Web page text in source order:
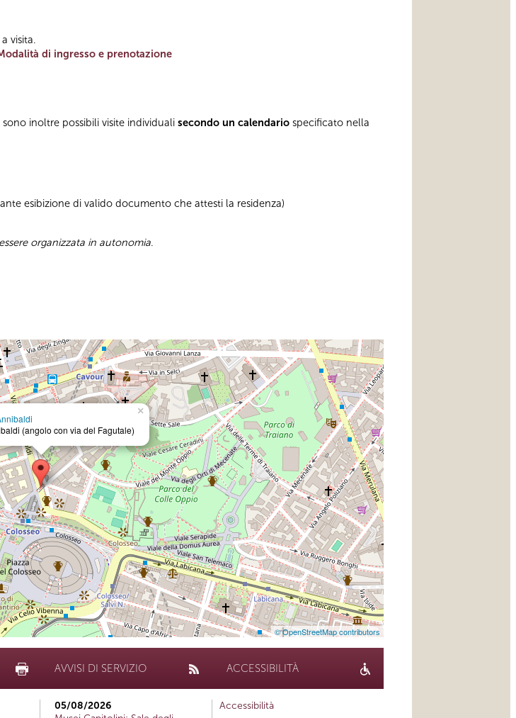
visita.
di ingresso e prenotazione
inoltre possibili visite individuali secondo un calendario specificato nella
esibizione di valido documento che attesti la residenza)
organizzata in autonomia.
×
(angolo con via del Fagutale)
© OpenStreetMap contributors
AVVISI DI SERVIZIO
05/08/2026
ACCESSIBILITÀ
Accessibilità